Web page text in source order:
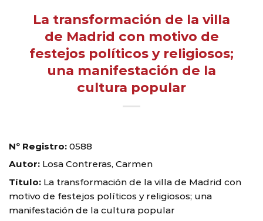
La transformación de la villa
de Madrid con motivo de
festejos políticos y religiosos;
una manifestación de la
cultura popular
Nº Registro: 0588
Autor: Losa Contreras, Carmen
Título: La transformación de la villa de Madrid con
motivo de festejos políticos y religiosos; una
manifestación de la cultura popular